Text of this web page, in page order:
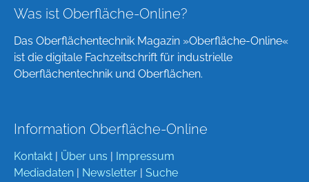
Was ist Oberfläche-Online?
Das Oberflächentechnik Magazin »Oberfläche-Online«
ist die digitale Fachzeitschrift für industrielle
Oberflächentechnik und Oberflächen.
Information Oberfläche-Online
Kontakt Über uns
Impressum
Mediadaten
Newsletter
Suche